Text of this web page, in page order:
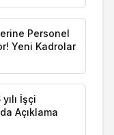
Personel
Yeni Kadrolar
İşçi
Açıklama